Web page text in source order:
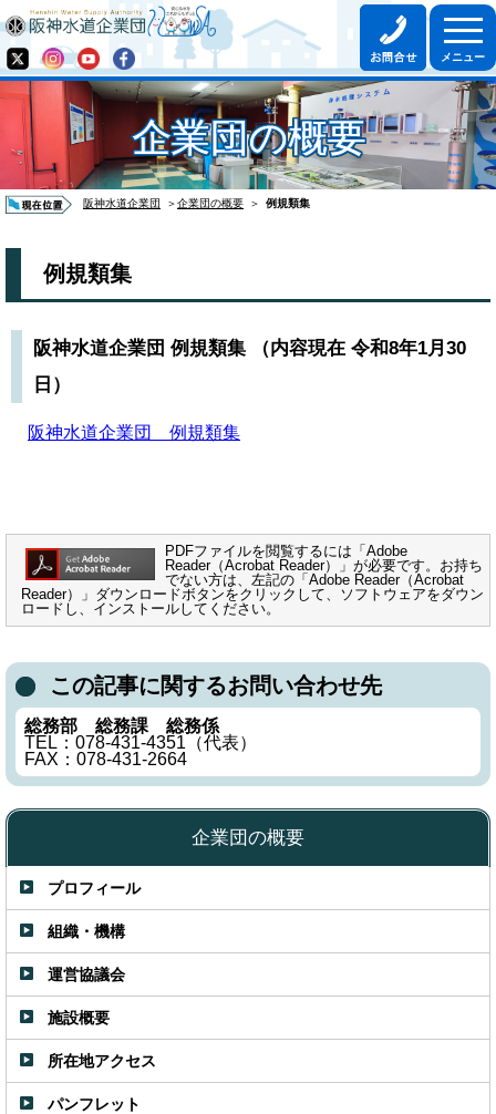
企業団の概要
阪神水道企業団 ＞企業団の概要 ＞ 例規類集
例規類集
阪神水道企業団 例規類集 （内容現在 令和8年1月30
日）
阪神水道企業団 例規類集
PDFファイルを閲覧するには「Adobe
Reader（Acrobat Reader）」が必要です。お持ち
でない方は、左記の「Adobe Reader（Acrobat
Reader）」ダウンロードボタンをクリックして、ソフトウェアをダウン
ロードし、インストールしてください。
この記事に関するお問い合わせ先
総務部 総務課 総務係
TEL：078-431-4351（代表）
FAX：078-431-2664
企業団の概要
プロフィール
組織・機構
運営協議会
施設概要
所在地アクセス
パンフレット